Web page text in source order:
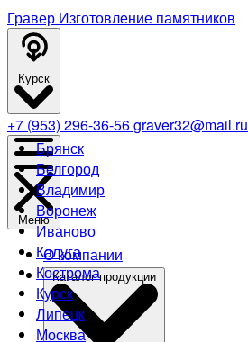
Гравер Изготовление памятников
Курск
Брянск
Белгород
Владимир
Воронеж
Иваново
Калуга
Кострома
Курск
Липецк
Москва
+7 (953) 296-36-56graver32@mail.ru
Меню
О компании